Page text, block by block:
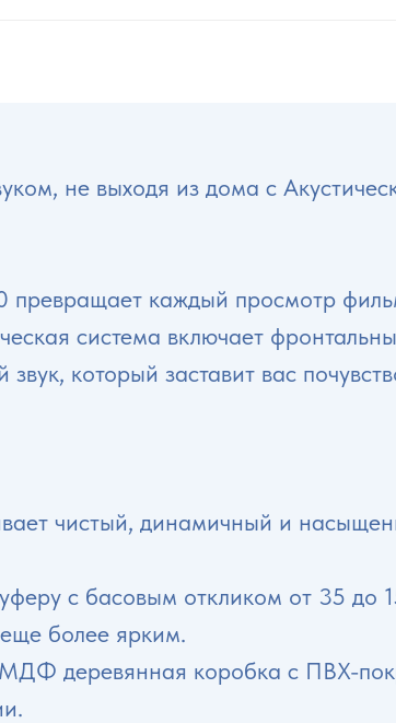
не выходя из дома с
превращает каждый просмотр
система включает
который заставит вас
чистый, динамичный и
с басовым откликом от 35 до
более ярким.
деревянная коробка с ПВХ-